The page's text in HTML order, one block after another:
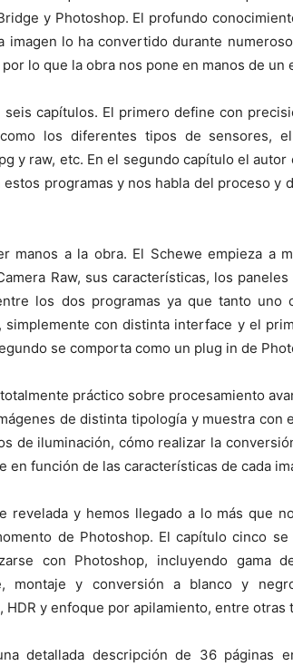
y Photoshop. El profundo
lo ha convertido durante
lo que la obra nos pone en manos de un
capítulos. El primero define con
los diferentes tipos de sensores,
y raw, etc. En el segundo capítulo el autor
programas y nos habla del proceso y
manos a la obra. El Schewe empieza a
Raw, sus características, los paneles
los dos programas ya que tanto uno
con distinta interface y el
se comporta como un plug in de
práctico sobre procesamiento
de distinta tipología y muestra con
de iluminación, cómo realizar la
función de las características de cada
revelada y hemos llegado a lo más que
de Photoshop. El capítulo cinco se
con Photoshop, incluyendo gama
montaje y conversión a blanco y
y enfoque por apilamiento, entre otras
detallada descripción de 36 páginas